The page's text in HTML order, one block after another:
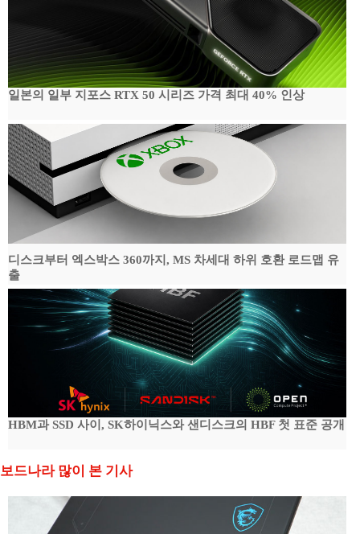
일본의 일부 지포스 RTX 50 시리즈 가격 최대 40% 인상
디스크부터 엑스박스 360까지, MS 차세대 하위 호환 로드맵 유
출
HBM과 SSD 사이, SK하이닉스와 샌디스크의 HBF 첫 표준 공개
보드나라 많이 본 기사